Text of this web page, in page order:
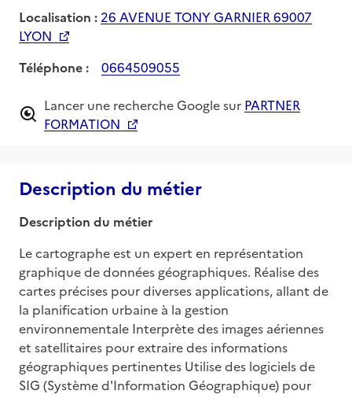
Localisation : 26 AVENUE TONY GARNIER 69007
LYON
Téléphone :
0664509055
Lancer une recherche Google sur PARTNER
FORMATION
Description du métier
Description du métier
Le cartographe est un expert en représentation
graphique de données géographiques. Réalise des
cartes précises pour diverses applications, allant de
la planification urbaine à la gestion
environnementale Interprète des images aériennes
et satellitaires pour extraire des informations
géographiques pertinentes Utilise des logiciels de
SIG (Système d'Information Géographique) pour